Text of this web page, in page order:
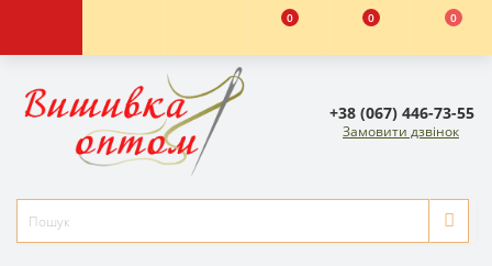
0 0 0
+38 (067) 446-73-55
Замовити дзвінок